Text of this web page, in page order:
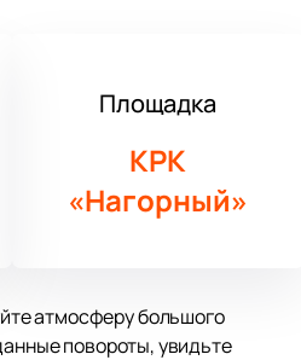
Площадка
КРК
«Нагорный»
атмосферу большого
повороты, увидьте